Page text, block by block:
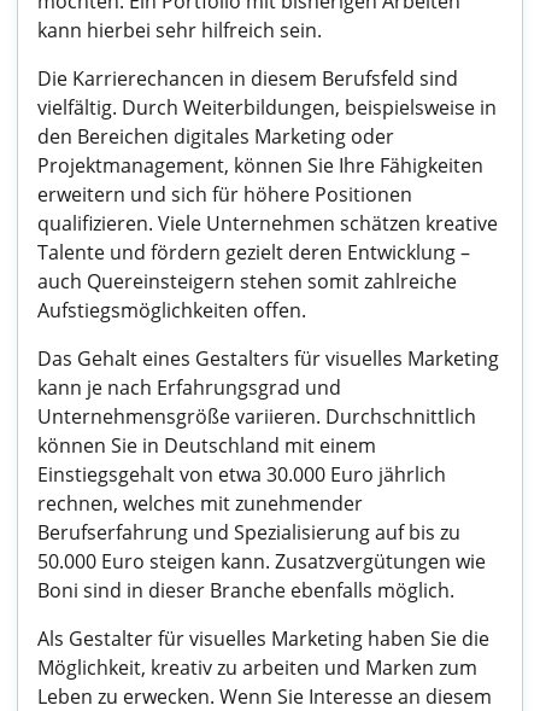
kann hierbei sehr hilfreich sein.
Die Karrierechancen in diesem Berufsfeld sind
vielfältig. Durch Weiterbildungen, beispielsweise in
den Bereichen digitales Marketing oder
Projektmanagement, können Sie Ihre Fähigkeiten
erweitern und sich für höhere Positionen
qualifizieren. Viele Unternehmen schätzen kreative
Talente und fördern gezielt deren Entwicklung –
auch Quereinsteigern stehen somit zahlreiche
Aufstiegsmöglichkeiten offen.
Das Gehalt eines Gestalters für visuelles Marketing
kann je nach Erfahrungsgrad und
Unternehmensgröße variieren. Durchschnittlich
können Sie in Deutschland mit einem
Einstiegsgehalt von etwa 30.000 Euro jährlich
rechnen, welches mit zunehmender
Berufserfahrung und Spezialisierung auf bis zu
50.000 Euro steigen kann. Zusatzvergütungen wie
Boni sind in dieser Branche ebenfalls möglich.
Als Gestalter für visuelles Marketing haben Sie die
Möglichkeit, kreativ zu arbeiten und Marken zum
Leben zu erwecken. Wenn Sie Interesse an diesem